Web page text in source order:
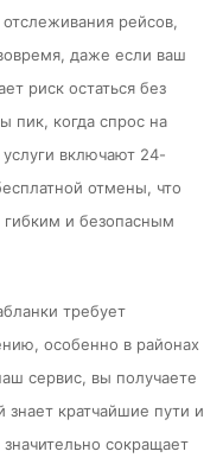
рейсов,
даже если ваш
риск остаться без
пик, когда спрос на
включают 24-
отмены, что
гибким и безопасным
требует
особенно в районах
сервис, вы получаете
знает кратчайшие пути и
сокращает